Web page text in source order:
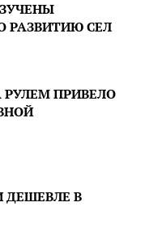
РАЗВИТИЮ СЕЛ
ПРИВЕЛО
ДЕШЕВЛЕ В